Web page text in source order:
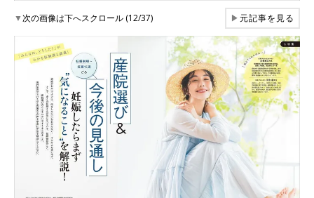
▼次の画像は下へスクロール (12/37) ▶元記事を見る